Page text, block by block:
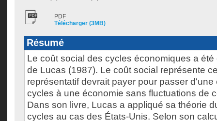
PDF
Télécharger (3MB)
Résumé
Le coût social des cycles économiques a
de Lucas (1987). Le coût social représente
représentatif devrait payer pour passer
cycles à une économie sans fluctuations de
Dans son livre, Lucas a appliqué sa théorie
cycles au cas des États-Unis. Selon son